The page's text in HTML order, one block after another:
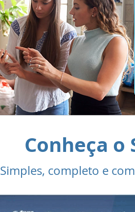
Conheça o
Simples, completo e